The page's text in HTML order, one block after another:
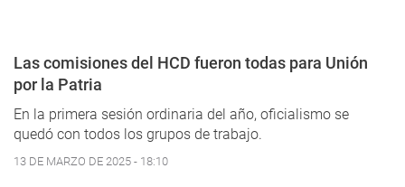
Las comisiones del HCD fueron todas para Unión
por la Patria
En la primera sesión ordinaria del año, oficialismo se
quedó con todos los grupos de trabajo.
13 DE MARZO DE 2025 - 18:10